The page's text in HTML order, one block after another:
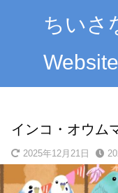
ちいさ
Website
インコ・オウム
2025年12月21日